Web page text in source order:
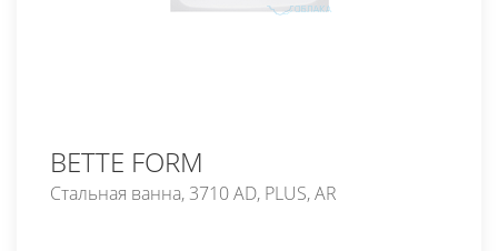
BETTE FORM
Стальная ванна, 3710 AD, PLUS, AR